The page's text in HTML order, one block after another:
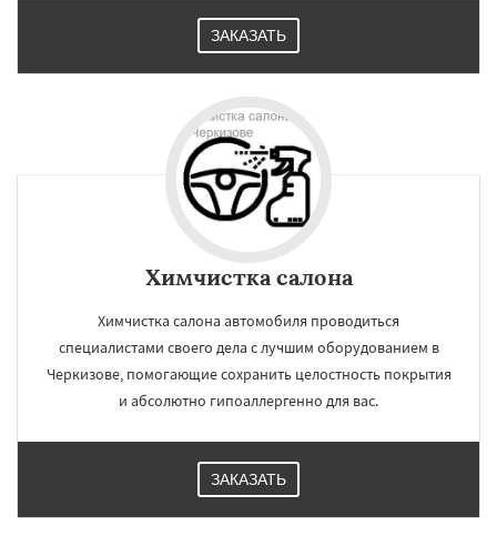
ЗАКАЗАТЬ
Химчистка салона
Химчистка салона автомобиля проводиться
специалистами своего дела с лучшим оборудованием в
Черкизове, помогающие сохранить целостность покрытия
и абсолютно гипоаллергенно для вас.
ЗАКАЗАТЬ